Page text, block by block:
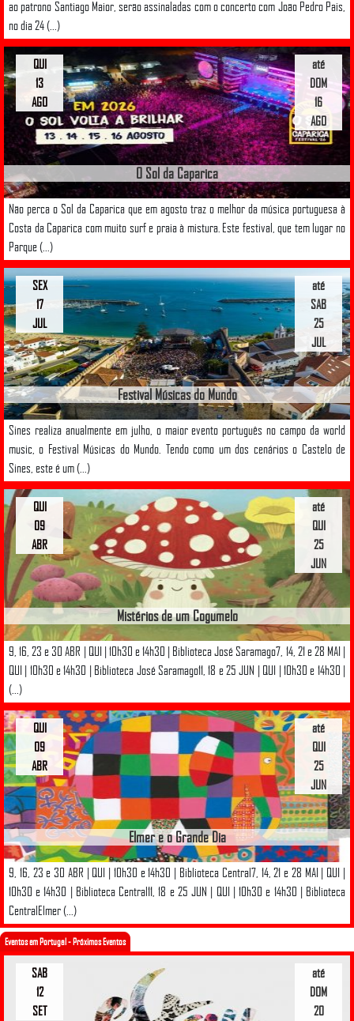
ao patrono Santiago Maior, serão assinaladas com o concerto com João Pedro Pais,
no dia 24 (...)
O Sol da Caparica
Não perca o Sol da Caparica que em agosto traz o melhor da música portuguesa à
Costa da Caparica com muito surf e praia à mistura. Este festival, que tem lugar no
Parque (...)
até
DOM
16
AGO
QUI
13
AGO
Festival Músicas do Mundo
Sines realiza anualmente em julho, o maior evento português no campo da world
music, o Festival Músicas do Mundo. Tendo como um dos cenários o Castelo de
Sines, este é um (...)
até
SAB
25
JUL
SEX
17
JUL
Mistérios de um Cogumelo
9, 16, 23 e 30 ABR | QUI | 10h30 e 14h30 | Biblioteca José Saramago7, 14, 21 e 28 MAI |
QUI | 10h30 e 14h30 | Biblioteca José Saramago11, 18 e 25 JUN | QUI | 10h30 e 14h30 |
(...)
até
QUI
25
JUN
QUI
09
ABR
Elmer e o Grande Dia
9, 16, 23 e 30 ABR | QUI | 10h30 e 14h30 | Biblioteca Central7, 14, 21 e 28 MAI | QUI |
10h30 e 14h30 | Biblioteca Central11, 18 e 25 JUN | QUI | 10h30 e 14h30 | Biblioteca
CentralElmer (...)
até
QUI
25
JUN
QUI
09
ABR
Eventos em Portugal - Próximos Eventos
até
DOM
20
SAB
12
SET